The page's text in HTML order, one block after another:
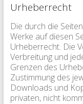
Urheberrecht
Die durch die
Werke auf diesen
Urheberrecht. Die
Verbreitung und
Grenzen des
Zustimmung des
Downloads und
privaten, nicht